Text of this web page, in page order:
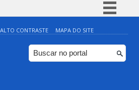
Simplifique!
Comunica BR
Participe
ALTO CONTRASTE MAPA DO SITE